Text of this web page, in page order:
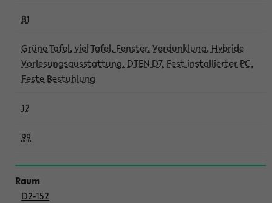
81
Grüne Tafel, viel Tafel, Fenster, Verdunklung, Hybride
Vorlesungsausstattung, DTEN D7, Fest installierter PC,
Feste Bestuhlung
12
99
D2-152